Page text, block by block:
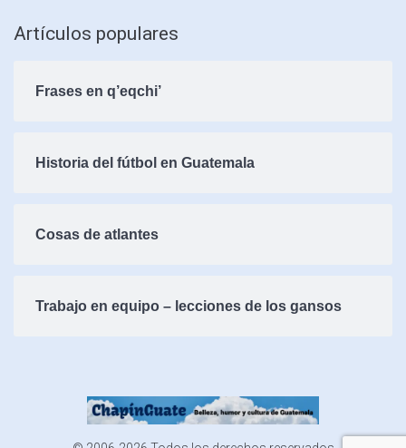
Artículos populares
Frases en q’eqchi’
Historia del fútbol en Guatemala
Cosas de atlantes
Trabajo en equipo – lecciones de los gansos